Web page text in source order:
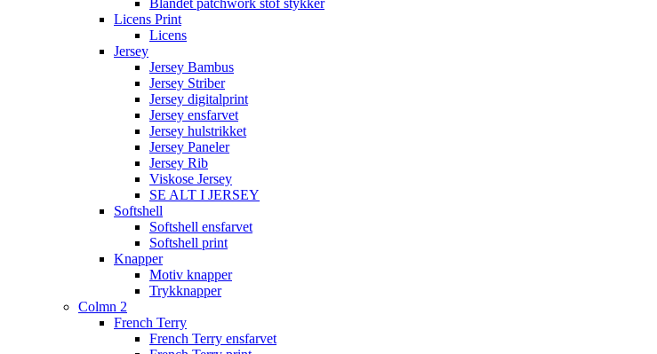
Blandet patchwork stof stykker
Licens Print
Licens
Jersey
Jersey Bambus
Jersey Striber
Jersey digitalprint
Jersey ensfarvet
Jersey hulstrikket
Jersey Paneler
Jersey Rib
Viskose Jersey
SE ALT I JERSEY
Softshell
Softshell ensfarvet
Softshell print
Knapper
Motiv knapper
Trykknapper
Colmn 2
French Terry
French Terry ensfarvet